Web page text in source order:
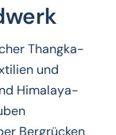
Thangka-
und
Himalaya-